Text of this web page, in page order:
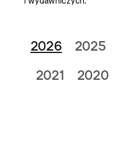
2026 2025
2021
2020